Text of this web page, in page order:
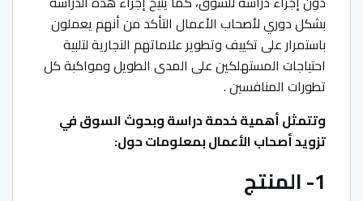
بشكل دوري لأصحاب الأعمال التأكد من أنهم يعملون
باستمرار على تكييف وتطوير علاماتهم التجارية لتلبية
احتياجات المستهلكين على المدى الطويل ومواكبة كل
تطورات المنافسين .
وتتمثل أهمية خدمة دراسة وبحوث السوق في
تزويد أصحاب الأعمال بمعلومات حول:
1- المنتج